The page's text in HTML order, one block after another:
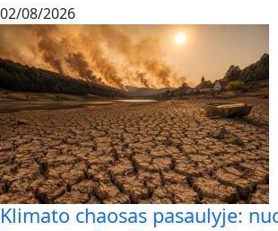
02/08/2026
Klimato chaosas pasaulyje: